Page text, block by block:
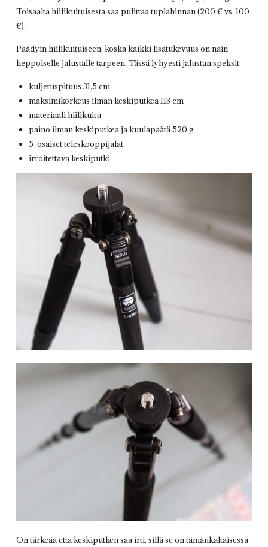
Toisaalta hiilikuituisesta saa pulittaa tuplahinnan (200 € vs. 100
€).
Päädyin hiilikuituiseen, koska kaikki lisätukevuus on näin
heppoiselle jalustalle tarpeen. Tässä lyhyesti jalustan speksit:
kuljetuspituus 31,5 cm
maksimikorkeus ilman keskiputkea 113 cm
materiaali hiilikuitu
paino ilman keskiputkea ja kuulapäätä 520 g
5-osaiset teleskooppijalat
irroitettava keskiputki
On tärkeää että keskiputken saa irti, sillä se on tämänkaltaisessa